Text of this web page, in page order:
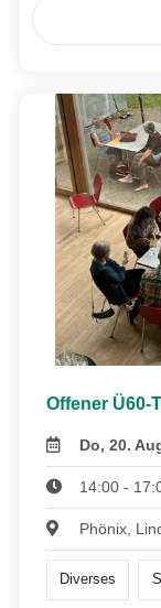
Offener Ü60-
Do, 20.
14:00 -
Phönix,
Diverses